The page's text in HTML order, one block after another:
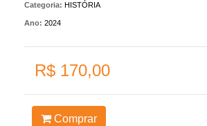
Categoria: HISTÓRIA
Ano: 2024
R$ 170,00
Comprar